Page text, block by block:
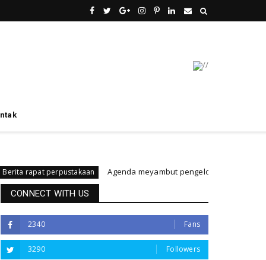
perpustakaan Agenda meyambut pengelola baru, menyukseskan
CONNECT WITH US
2340 Fans
3290 Followers